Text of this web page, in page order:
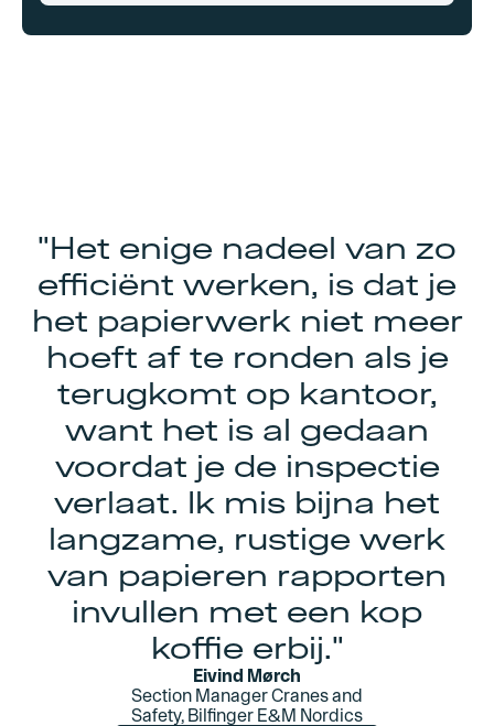
"Het enige nadeel van zo
efficiënt werken, is dat je
het papierwerk niet meer
hoeft af te ronden als je
terugkomt op kantoor,
want het is al gedaan
voordat je de inspectie
verlaat. Ik mis bijna het
langzame, rustige werk
van papieren rapporten
invullen met een kop
koffie erbij."
Eivind Mørch
Section Manager Cranes and
Safety, Bilfinger E&M Nordics